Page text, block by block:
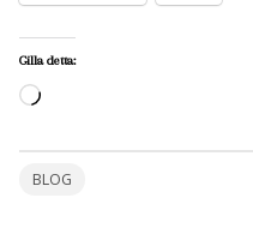
Gilla detta:
Laddar
BLOG